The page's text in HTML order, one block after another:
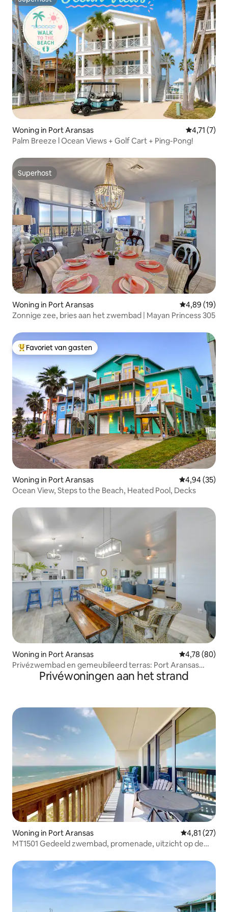
Superhost
Woning in Port Aransas
4,71 (7)
Palm Breeze l Ocean Views + Golf Cart + Ping-Pong!
Superhost
Superhost
Woning in Port Aransas Gemiddelde
4,89 (19)
Zonnige zee, bries aan het zwembad | Mayan Princess 305
Topfavoriet van gasten
Favoriet van gasten
Woning in Port Aransas Gemiddelde
4,94 (35)
Ocean View, Steps to the Beach, Heated Pool, Decks
Woning in Port Aransas Gemiddelde
4,78 (80)
Privézwembad en gemeubileerd terras: Port Aransas
Privéwoningen aan het strand
Woning in Port Aransas Gemiddelde
4,81 (27)
MT1501 Gedeeld zwembad, promenade, uitzicht op de